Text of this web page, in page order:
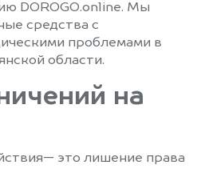
DOROGO.online. Мы
средства с
проблемами в
области.
на
это лишение права